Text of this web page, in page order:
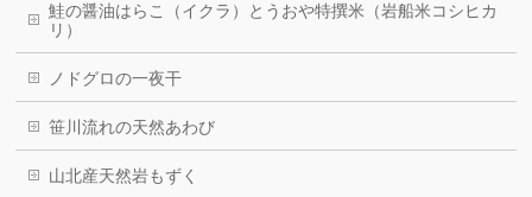
鮭の醤油はらこ（イクラ）とうおや特撰米（岩船米コシヒカ
リ）
ノドグロの一夜干
笹川流れの天然あわび
山北産天然岩もずく